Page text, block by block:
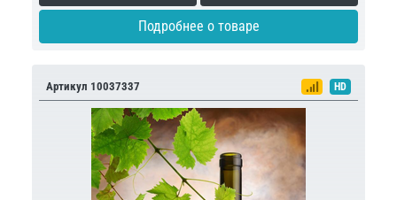
Подробнее о товаре
Артикул 10037337 HD